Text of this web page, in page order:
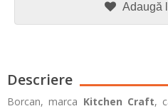
Adaugă
Descriere
Borcan, marca Kitchen Craft,